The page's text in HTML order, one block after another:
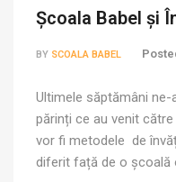
Școala Babel și
BY SCOALA BABEL
Ultimele săptămâni
părinți ce au venit
vor fi metodele de
diferit față de o școală